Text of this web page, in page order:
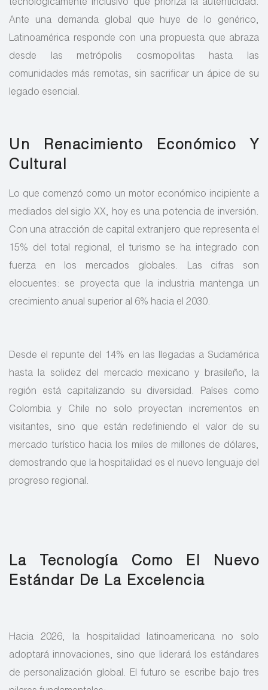
tecnológicamente inclusivo que prioriza la autenticidad.
Ante una demanda global que huye de lo genérico,
Latinoamérica responde con una propuesta que abraza
desde las metrópolis cosmopolitas hasta las
comunidades más remotas, sin sacrificar un ápice de su
legado esencial.
Un Renacimiento Económico Y
Cultural
Lo que comenzó como un motor económico incipiente a
mediados del siglo XX, hoy es una potencia de inversión.
Con una atracción de capital extranjero que representa el
15% del total regional, el turismo se ha integrado con
fuerza en los mercados globales. Las cifras son
elocuentes: se proyecta que la industria mantenga un
crecimiento anual superior al 6% hacia el 2030.
Desde el repunte del 14% en las llegadas a Sudamérica
hasta la solidez del mercado mexicano y brasileño, la
región está capitalizando su diversidad. Países como
Colombia y Chile no solo proyectan incrementos en
visitantes, sino que están redefiniendo el valor de su
mercado turístico hacia los miles de millones de dólares,
demostrando que la hospitalidad es el nuevo lenguaje del
progreso regional.
La Tecnología Como El Nuevo
Estándar De La Excelencia
Hacia 2026, la hospitalidad latinoamericana no solo
adoptará innovaciones, sino que liderará los estándares
de personalización global. El futuro se escribe bajo tres